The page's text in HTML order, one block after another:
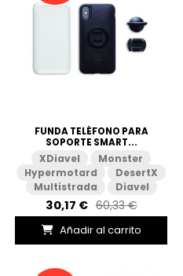
FUNDA TELÉFONO PARA
SOPORTE SMART...
XDiavel
Monster
Hypermotard
DesertX
Multistrada
Diavel
30,17 € 60,33 €
Añadir al carrito